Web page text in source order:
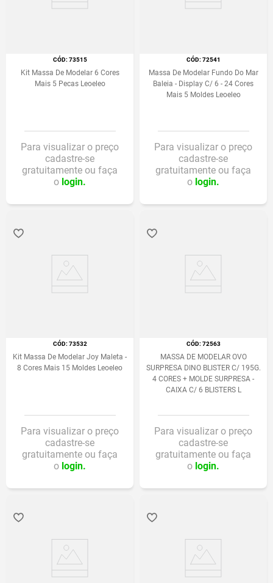
:73515
Kit Massa De Modelar 6 Cores
Mais 5 Pecas Leoeleo
Para visualizar o preço
cadastre-se
gratuitamente ou faça
o login.
:72541
Massa De Modelar Fundo Do Mar
Baleia - Display C/ 6 - 24 Cores
Mais 5 Moldes Leoeleo
Para visualizar o preço
cadastre-se
gratuitamente ou faça
o login.
:73532
Kit Massa De Modelar Joy Maleta -
8 Cores Mais 15 Moldes Leoeleo
Para visualizar o preço
cadastre-se
gratuitamente ou faça
o login.
:72563
MASSA DE MODELAR OVO
SURPRESA DINO BLISTER C/ 195G.
4 CORES + MOLDE SURPRESA -
CAIXA C/ 6 BLISTERS L
Para visualizar o preço
cadastre-se
gratuitamente ou faça
o login.